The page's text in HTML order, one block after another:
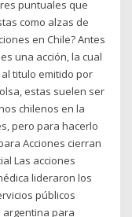
puntuales que
como alzas de
en Chile? Antes
una acción, la cual
titulo emitido por
estas suelen ser
chilenos en la
pero para hacerlo
Acciones cierran
Las acciones
lideraron los
públicos
argentina para